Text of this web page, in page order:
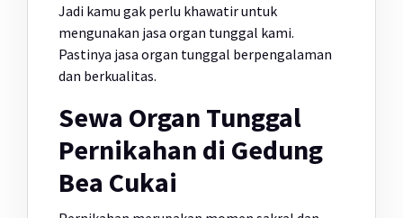
Jadi kamu gak perlu khawatir untuk
mengunakan jasa organ tunggal kami.
Pastinya jasa organ tunggal berpengalaman
dan berkualitas.
Sewa Organ Tunggal
Pernikahan di Gedung
Bea Cukai